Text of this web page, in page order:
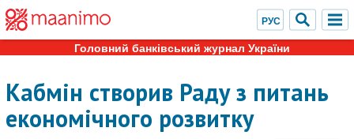
Головний банківський журнал України
Кабмін створив Раду з питань
економічного розвитку